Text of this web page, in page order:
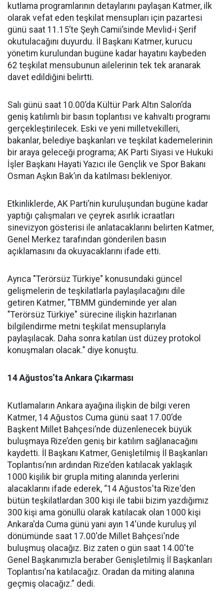
kutlama programlarının detaylarını paylaşan Katmer, ilk
olarak vefat eden teşkilat mensupları için pazartesi
günü saat 11.15’te Şeyh Camii’sinde Mevlid-i Şerif
okutulacağını duyurdu. İl Başkanı Katmer, kurucu
yönetim kurulundan bugüne kadar hayatını kaybeden
62 teşkilat mensubunun ailelerinin tek tek aranarak
davet edildiğini belirtti.
Salı günü saat 10.00’da Kültür Park Altın Salon’da
geniş katılımlı bir basın toplantısı ve kahvaltı programı
gerçekleştirilecek. Eski ve yeni milletvekilleri,
bakanlar, belediye başkanları ve teşkilat kademelerinin
bir araya geleceği programa; AK Parti Siyasi ve Hukuki
İşler Başkanı Hayati Yazıcı ile Gençlik ve Spor Bakanı
Osman Aşkın Bak’ın da katılması bekleniyor.
Etkinliklerde, AK Parti’nin kuruluşundan bugüne kadar
yaptığı çalışmaları ve çeyrek asırlık icraatları
sinevizyon gösterisi ile anlatacaklarını belirten Katmer,
Genel Merkez tarafından gönderilen basın
açıklamasını da okuyacaklarını ifade etti.
Ayrıca "Terörsüz Türkiye" konusundaki güncel
gelişmelerin de teşkilatlarla paylaşılacağını dile
getiren Katmer, "TBMM gündeminde yer alan
"Terörsüz Türkiye" sürecine ilişkin hazırlanan
bilgilendirme metni teşkilat mensuplarıyla
paylaşılacak. Daha sonra katılan üst düzey protokol
konuşmaları olacak." diye konuştu.
14 Ağustos’ta Ankara Çıkarması
Kutlamaların Ankara ayağına ilişkin de bilgi veren
Katmer, 14 Ağustos Cuma günü saat 17.00’de
Başkent Millet Bahçesi’nde düzenlenecek büyük
buluşmaya Rize’den geniş bir katılım sağlanacağını
kaydetti. İl Başkanı Katmer, Genişletilmiş İl Başkanları
Toplantısı’nın ardından Rize’den katılacak yaklaşık
1000 kişilik bir grupla miting alanında yerlerini
alacaklarını ifade ederek, “14 Ağustos'ta Rize'den
bütün teşkilatlardan 300 kişi ile tabii bizim yazdığımız
300 kişi ama gönüllü olarak katılacak olan 1000 kişi
Ankara'da Cuma günü yani ayın 14'ünde kuruluş yıl
dönümünde saat 17.00'de Millet Bahçesi'nde
buluşmuş olacağız. Biz zaten o gün saat 14.00'te
Genel Başkanımızla beraber Genişletilmiş İl Başkanları
Toplantısı'na katılacağız. Oradan da miting alanına
geçmiş olacağız.” dedi.